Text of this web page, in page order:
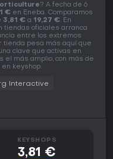
? A fecha de 6
€ en Eneba. Comparamos
3,81 € a 19,27 €. En
tiendas oficiales arranca
entre los extremos
pesa más aquí que
clave que activas en
el más amplio, con más de
keyshop.
Interactive
KEYSHOPS
3,81 €